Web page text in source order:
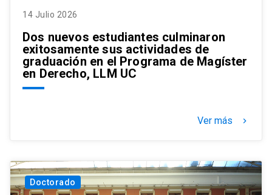
14 Julio 2026
Dos nuevos estudiantes culminaron
exitosamente sus actividades de
graduación en el Programa de Magíster
en Derecho, LLM UC
Ver más keyboard_arrow_right
Doctorado